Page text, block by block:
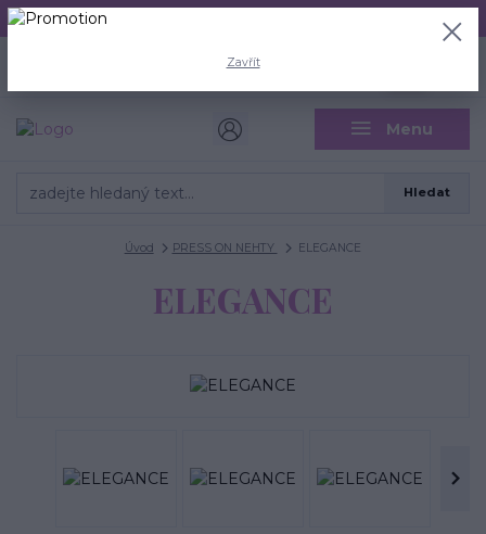
Aktuální doba odeslání je 3 - 5 pracovních dní.
Menu
CZK
Hledat
Úvod PRESS ON NEHTY ELEGANCE
ELEGANCE
Zavřít